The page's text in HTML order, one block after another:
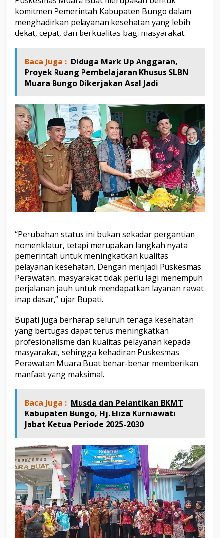
komitmen Pemerintah Kabupaten Bungo dalam
menghadirkan pelayanan kesehatan yang lebih
dekat, cepat, dan berkualitas bagi masyarakat.
Baca Juga : Diduga Mark Up Anggaran,
Proyek Ruang Pembelajaran Khusus SLBN
Muara Bungo Dikerjakan Asal Jadi
“Perubahan status ini bukan sekadar pergantian
nomenklatur, tetapi merupakan langkah nyata
pemerintah untuk meningkatkan kualitas
pelayanan kesehatan. Dengan menjadi Puskesmas
Perawatan, masyarakat tidak perlu lagi menempuh
perjalanan jauh untuk mendapatkan layanan rawat
inap dasar,” ujar Bupati.
Bupati juga berharap seluruh tenaga kesehatan
yang bertugas dapat terus meningkatkan
profesionalisme dan kualitas pelayanan kepada
masyarakat, sehingga kehadiran Puskesmas
Perawatan Muara Buat benar-benar memberikan
manfaat yang maksimal.
Baca Juga : Musda dan Pelantikan BKMT
Kabupaten Bungo, Hj. Eliza Kurniawati
Jabat Ketua Periode 2025-2030